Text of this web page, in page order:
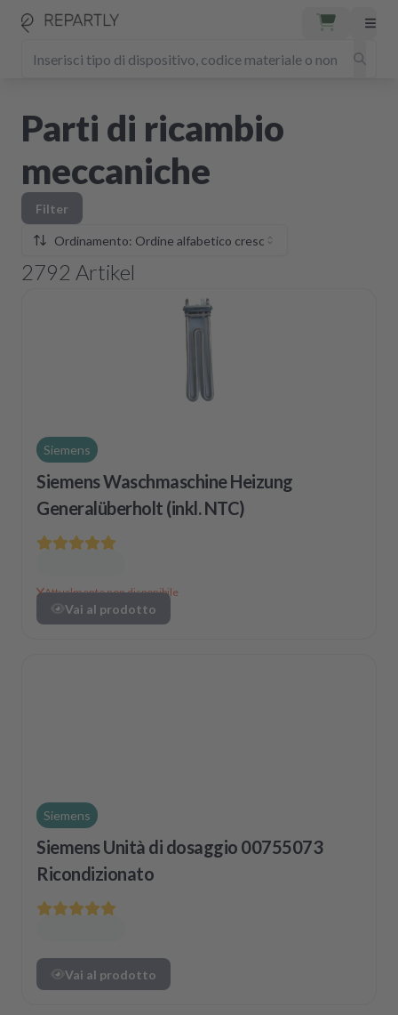
Parti di ricambio
meccaniche
Filter
Ordinamento: Ordine alfabetico crescente
2792 Artikel
Siemens
Siemens Waschmaschine Heizung
Generalüberholt (inkl. NTC)
Attualmente non disponibile
Vai al prodotto
Siemens
Siemens Unità di dosaggio 00755073
Ricondizionato
Vai al prodotto